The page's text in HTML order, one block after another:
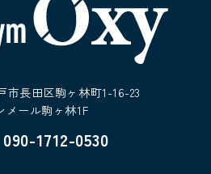
市長田区駒ヶ林町1-16-23
メール駒ヶ林1F
090-1712-0530